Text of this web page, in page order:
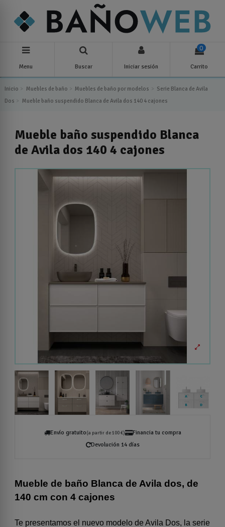
Menu Buscar Iniciar sesión
0
Carrito
Inicio Muebles de baño Muebles de baño por modelos
Serie Blanca de Avila
Dos
Mueble baño suspendido Blanca de Avila dos 140 4 cajones
Mueble baño suspendido Blanca
de Avila dos 140 4 cajones
Envío gratuito(a partir de 100 €)
Financia tu compra
Devolución 14 días
Mueble de baño Blanca de Avila dos, de
140 cm con 4 cajones
Te presentamos el nuevo modelo de Avila Dos, la serie